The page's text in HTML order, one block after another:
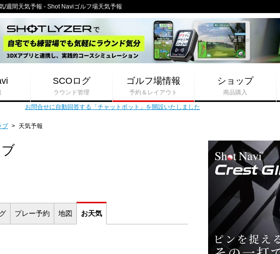
/週間天気予報 - Shot Naviゴルフ場天気予報
SCOログ
ラウンド管理
ゴルフ場情報
予約＆レイアウト
ショップ
商品購入
お問合せに自動回答する「チャットボット」を開設いたしました
ブ > 天気予報
プレー予約 地図 お天気